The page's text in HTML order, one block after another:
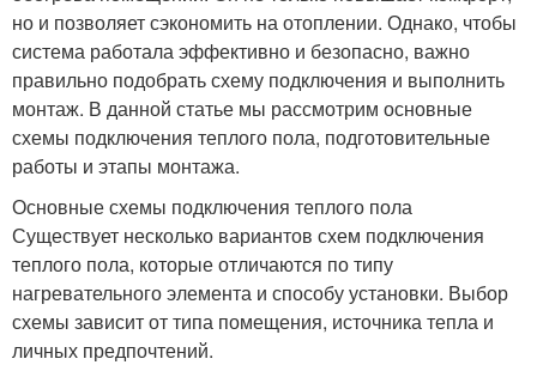
но и позволяет сэкономить на отоплении. Однако, чтобы
система работала эффективно и безопасно, важно
правильно подобрать схему подключения и выполнить
монтаж. В данной статье мы рассмотрим основные
схемы подключения теплого пола, подготовительные
работы и этапы монтажа.
Основные схемы подключения теплого пола
Существует несколько вариантов схем подключения
теплого пола, которые отличаются по типу
нагревательного элемента и способу установки. Выбор
схемы зависит от типа помещения, источника тепла и
личных предпочтений.